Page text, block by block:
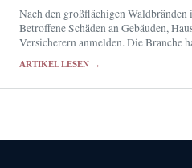
Nach den großflächigen Waldbränden
Betroffene Schäden an Gebäuden,
Versicherern anmelden. Die Branche
ARTIKEL LESEN →